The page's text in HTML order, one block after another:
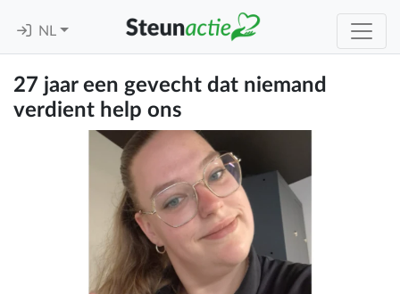
NL
27 jaar een gevecht dat niemand
verdient help ons